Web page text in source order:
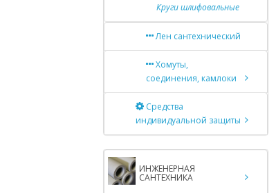
Круги шлифовальные
Лен сантехнический
Хомуты,
соединения, камлоки
Средства
индивидуальной защиты
ИНЖЕНЕРНАЯ
САНТЕХНИКА